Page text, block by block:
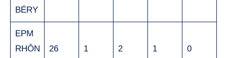
BÉRY
EPM
RHÔN
26 1 2 1 0